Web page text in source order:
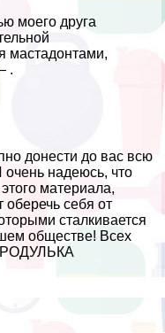
моего друга
мастадонтами,
.
донести до вас всю
очень надеюсь, что
материала,
оберечь себя от
сталкивается
обществе! Всех